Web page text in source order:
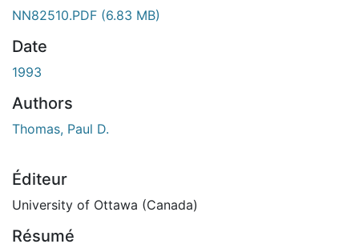
NN82510.PDF (6.83 MB)
Date
1993
Authors
Thomas, Paul D.
Éditeur
University of Ottawa (Canada)
Résumé